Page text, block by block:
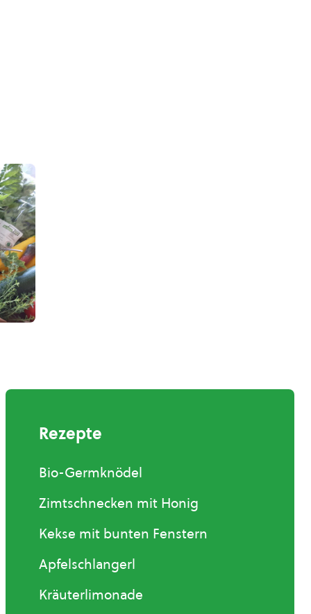
Rezepte
Bio-Germknödel
Zimtschnecken mit Honig
Kekse mit bunten Fenstern
Apfelschlangerl
Kräuterlimonade